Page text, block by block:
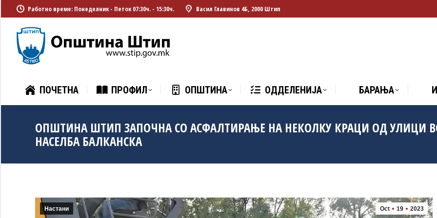
Работно време: Понеделник - Петок 07:30ч. - 15:30ч. Васил Главинов 4Б, 2000 Штип
ПОЧЕТНА ПРОФИЛ ОПШТИНА ОДДЕЛЕНИЈА БАРАЊА
ОПШТИНА ШТИП ЗАПОЧНА СО АСФАЛТИРАЊЕ НА НЕКОЛКУ КРАЦИ ОД УЛИЦИ
НАСЕЛБА БАЛКАНСКА
Oct 19 2023
Настани
ПОЧЕТНА ПРОФИЛ ОПШТИНА ОДДЕЛЕНИЈА БАРАЊА